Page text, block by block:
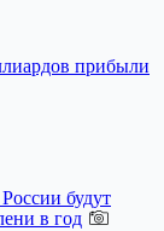
прибыли
будут
в год